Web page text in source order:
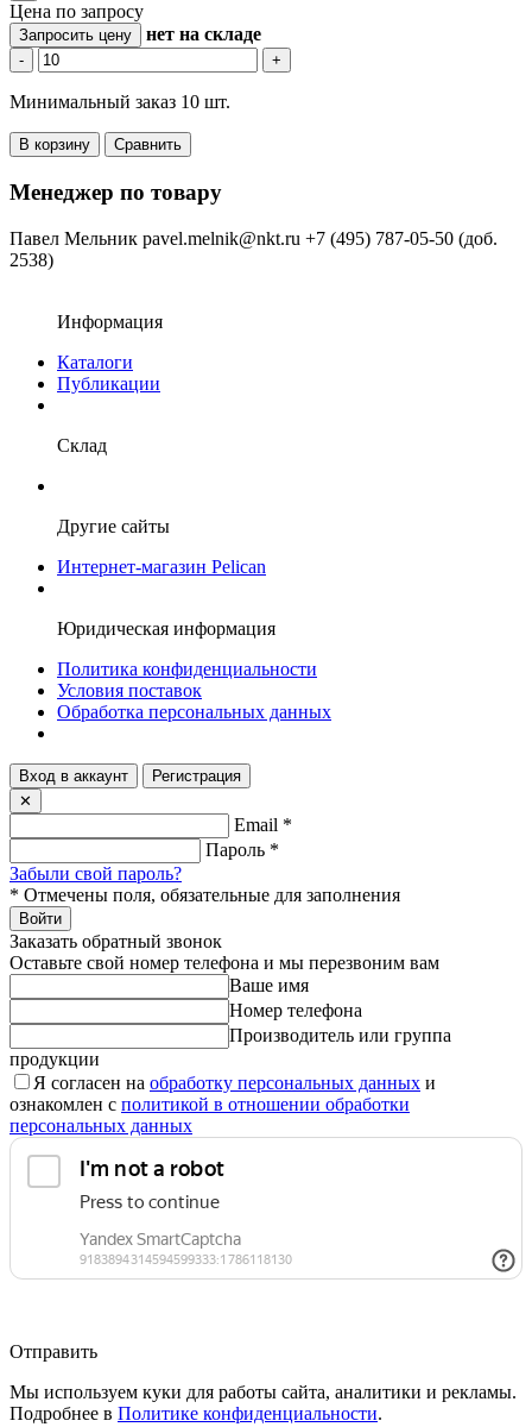
Цена по запросу
Запросить цену нет на складе
- +
Минимальный заказ 10 шт.
В корзину Сравнить
Менеджер по товару
Павел Мельник pavel.melnik@nkt.ru +7 (495) 787-05-50 (доб.
2538)
Информация
Каталоги
Публикации
Склад
Другие сайты
Интернет-магазин Pelican
Юридическая информация
Политика конфиденциальности
Условия поставок
Обработка персональных данных
Вход в аккаунт
Регистрация
✕
Email *
Пароль *
Забыли свой пароль?
* Отмечены поля, обязательные для заполнения
Войти
Заказать обратный звонок
Оставьте свой номер телефона и мы перезвоним вам
Ваше имя
Номер телефона
Производитель или группа
продукции
Я согласен на обработку персональных данных и
ознакомлен с политикой в отношении обработки
персональных данных
Отправить
Мы используем куки для работы сайта, аналитики и рекламы.
Подробнее в Политике конфиденциальности.